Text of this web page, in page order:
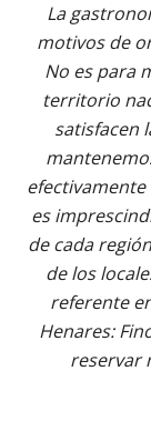
La
motivos de
No es para
territorio
satisfacen
es
de cada
de los
referente
Henares:
reservar